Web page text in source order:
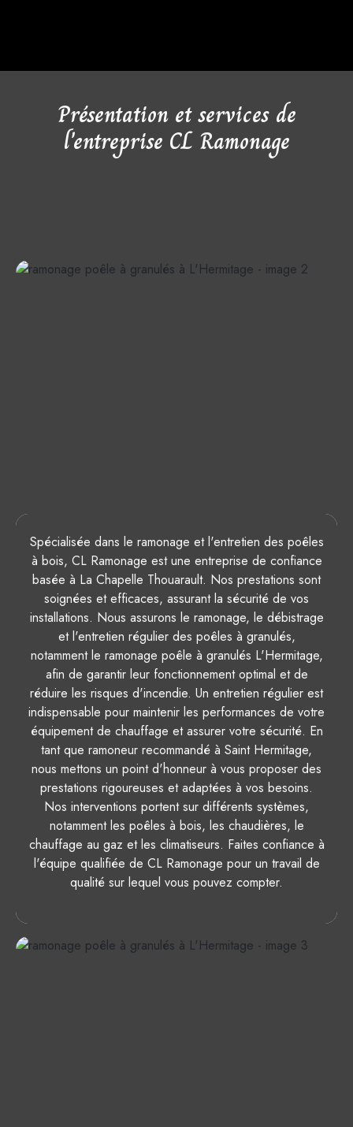
Présentation et services de
l'entreprise CL Ramonage
Spécialisée dans le ramonage et l'entretien des poêles
à bois, CL Ramonage est une entreprise de confiance
basée à La Chapelle Thouarault. Nos prestations sont
soignées et efficaces, assurant la sécurité de vos
installations. Nous assurons le ramonage, le débistrage
et l'entretien régulier des poêles à granulés,
notamment le ramonage poêle à granulés L'Hermitage,
afin de garantir leur fonctionnement optimal et de
réduire les risques d'incendie. Un entretien régulier est
indispensable pour maintenir les performances de votre
équipement de chauffage et assurer votre sécurité. En
tant que ramoneur recommandé à Saint Hermitage,
nous mettons un point d'honneur à vous proposer des
prestations rigoureuses et adaptées à vos besoins.
Nos interventions portent sur différents systèmes,
notamment les poêles à bois, les chaudières, le
chauffage au gaz et les climatiseurs. Faites confiance à
l'équipe qualifiée de CL Ramonage pour un travail de
qualité sur lequel vous pouvez compter.